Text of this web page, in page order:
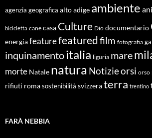
agenzia geografica alto adige ambiente
bicicletta cane casa Culture Dio documentario
energiafeaturefeaturedfilm fotografia
inquinamentoitalia liguria mare
morte Natale natura Notizieorsi orso
rifiuti roma sostenibilità svizzeraterra trentino
FARÀ NEBBIA